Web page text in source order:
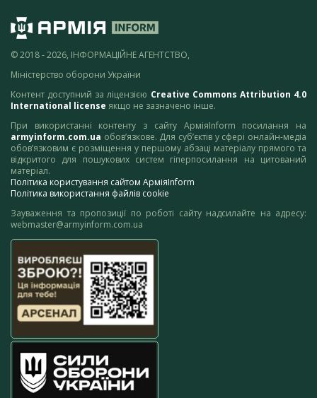
© 2018 - 2026, ІНФОРМАЦІЙНЕ АГЕНТСТВО,
Міністерство оборони України
Контент доступний за ліцензією Creative Commons Attribution 4.0
International license якщо не зазначено інше.
При використанні контенту з сайту АрміяInform посилання на
armyinform.com.ua обов’язкове. Для суб’єктів у сфері онлайн-медіа
обов’язковим є розміщення у першому абзаці матеріалу прямого та
відкритого для пошукових систем гіперпосилання на цитований
матеріал.
Політика користування сайтом АрміяInform
Політика використання файлів cookie
Зауваження та пропозиції по роботі сайту надсилайте на адресу:
webmaster@armyinform.com.ua